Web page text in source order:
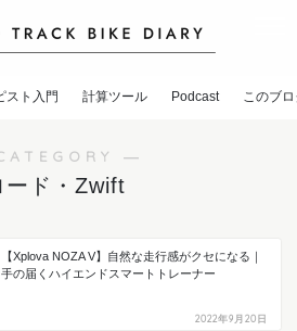
スト入門 計算ツール Podcast このブ
―
ード・Zwift
【Xplova NOZA V】自然な走行感がクセになる｜
手の届くハイエンドスマートトレーナー
2022年9月20日